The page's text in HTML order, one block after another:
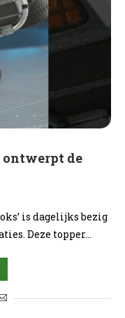
ontwerpt de
is dagelijks bezig
Deze topper…